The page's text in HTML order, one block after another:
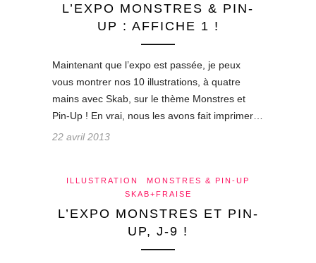
L’EXPO MONSTRES & PIN-
UP : AFFICHE 1 !
Maintenant que l’expo est passée, je peux
vous montrer nos 10 illustrations, à quatre
mains avec Skab, sur le thème Monstres et
Pin-Up ! En vrai, nous les avons fait imprimer…
22 avril 2013
ILLUSTRATION
MONSTRES & PIN-UP
SKAB+FRAISE
L’EXPO MONSTRES ET PIN-
UP, J-9 !